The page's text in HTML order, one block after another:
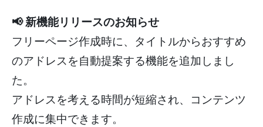
📢 新機能リリースのお知らせ
フリーページ作成時に、タイトルからおすすめ
のアドレスを自動提案する機能を追加しまし
た。
アドレスを考える時間が短縮され、コンテンツ
作成に集中できます。